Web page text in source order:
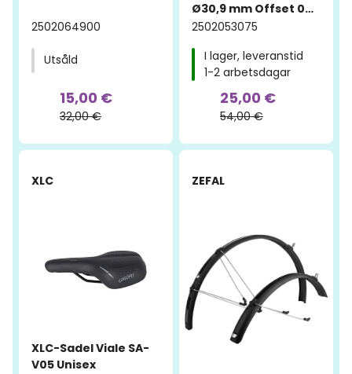
2502064900
Utsåld
15,00 €
32,00 €
Ø30,9 mm Offset 0
mm
2502053075
I lager, leveranstid
1-2 arbetsdagar
25,00 €
54,00 €
XLC
-52%
XLC-Sadel Viale SA-
V05 Unisex
ZEFAL
-62%